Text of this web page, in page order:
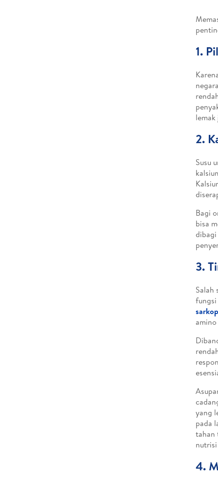
1.
2.
Susu
Bagi
bisa
3.
Salah
yang
pada
tahan
4.